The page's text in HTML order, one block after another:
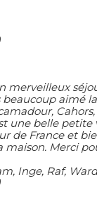
merveilleux
beaucoup aimé
une belle petite
de France et
maison. Merci
Inge, Raf,